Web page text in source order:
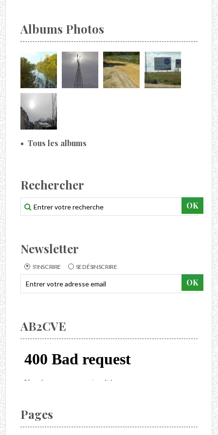
Albums Photos
Tous les albums
Rechercher
Newsletter
S'INSCRIRE SE DÉSINSCRIRE
AB2CVE
Pages